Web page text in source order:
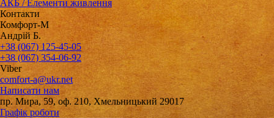
АКБ / Елементи живлення
Контакти
Комфорт-М
Андрій Б.
+38 (067) 125-45-05
+38 (067) 354-06-92
Viber
comfort-a@ukr.net
Написати нам
пр. Мира, 59, оф. 210, Хмельницький 29017
Графік роботи